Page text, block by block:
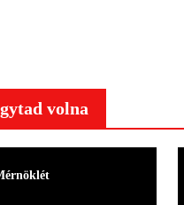
volna